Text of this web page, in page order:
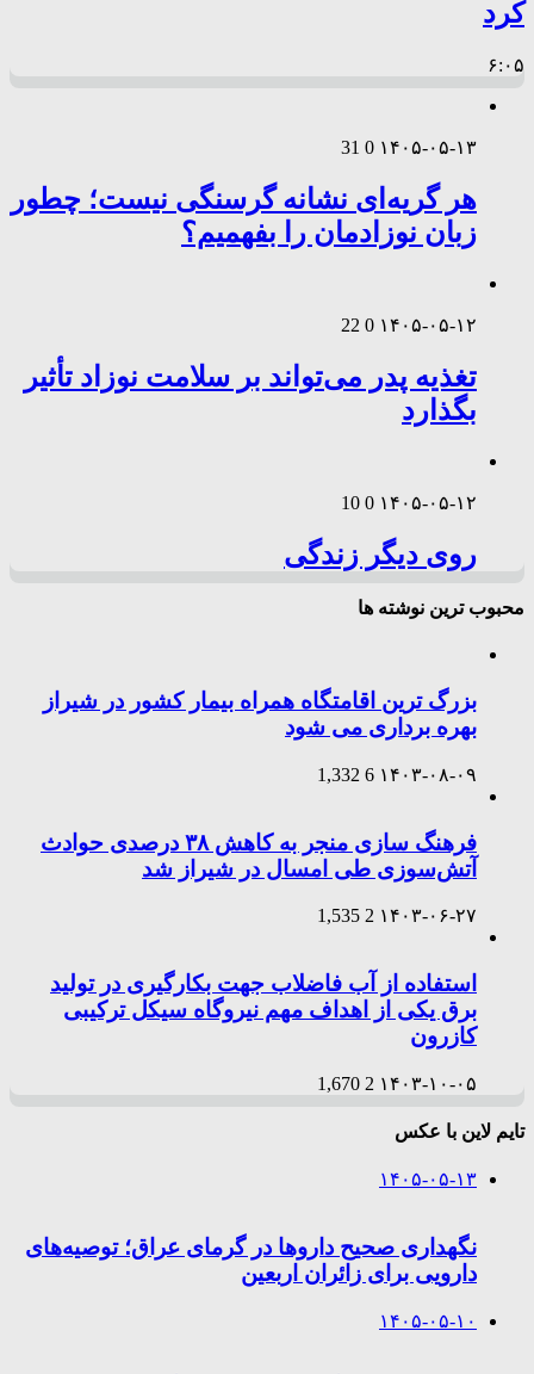
کرد
۶:۰۵
۱۴۰۵-۰۵-۱۳ 0
31
هر گریه‌ای نشانه گرسنگی نیست؛ چطور
زبان نوزادمان را بفهمیم؟
۱۴۰۵-۰۵-۱۲ 0
22
تغذیه پدر می‌تواند بر سلامت نوزاد تأثیر
بگذارد
۱۴۰۵-۰۵-۱۲ 0
10
روی دیگر زندگی
محبوب ترین نوشته ها
بزرگ ترین اقامتگاه همراه بیمار کشور در شیراز
بهره برداری می شود
۱۴۰۳-۰۸-۰۹ 6
1,332
فرهنگ سازی منجر به کاهش ۳۸ درصدی حوادث
آتش‌سوزی طی امسال در شیراز شد
۱۴۰۳-۰۶-۲۷ 2
1,535
استفاده از آب فاضلاب جهت بکارگیری در تولید
برق یکی از اهداف مهم نیروگاه سیکل ترکیبی
کازرون
۱۴۰۳-۱۰-۰۵ 2
1,670
تایم لاین با عکس
۱۴۰۵-۰۵-۱۳
نگهداری صحیح داروها در گرمای عراق؛ توصیه‌های
دارویی برای زائران اربعین
۱۴۰۵-۰۵-۱۰